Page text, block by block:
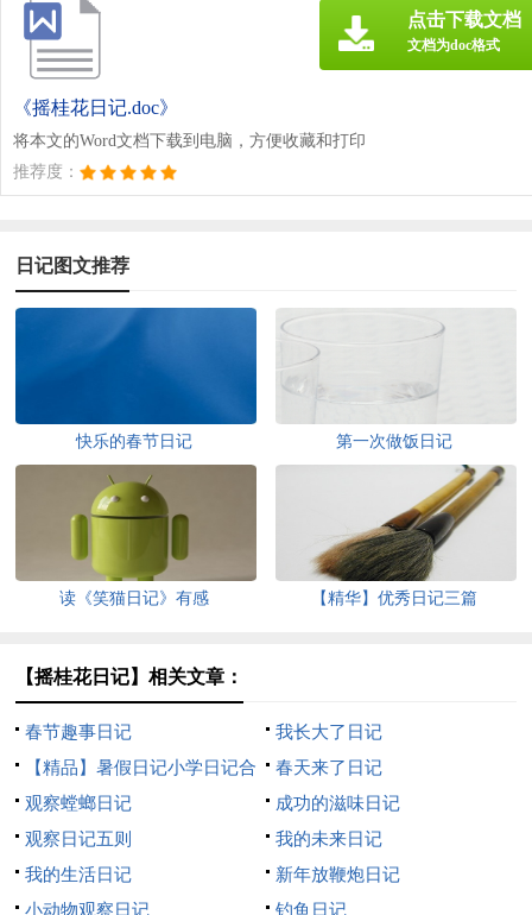
《摇桂花日记.doc》
将本文的Word文档下载到电脑，方便收藏和打印
推荐度：
点击下载文档
文档为doc格式
日记图文推荐
快乐的春节日记 第一次做饭日记
读《笑猫日记》有感 【精华】优秀日记三篇
【摇桂花日记】相关文章：
春节趣事日记
我长大了日记
【精品】暑假日记小学日记合
集八篇
春天来了日记
观察螳螂日记
成功的滋味日记
观察日记五则
我的未来日记
我的生活日记
新年放鞭炮日记
小动物观察日记
钓鱼日记